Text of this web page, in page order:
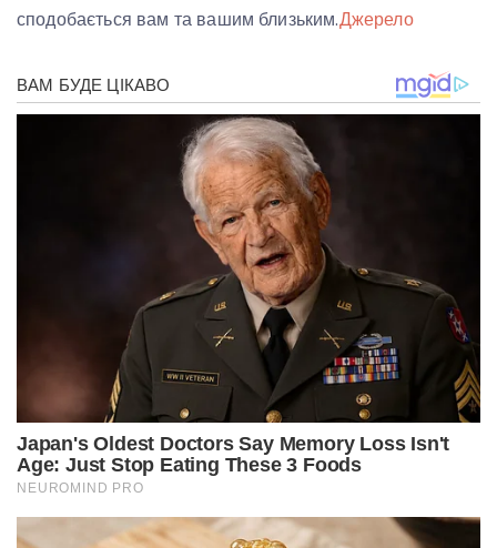
сподобається вам та вашим близьким.Джерело